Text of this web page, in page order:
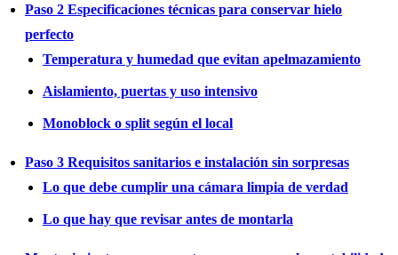
Paso 2 Especificaciones técnicas para conservar hielo
perfecto
Temperatura y humedad que evitan apelmazamiento
Aislamiento, puertas y uso intensivo
Monoblock o split según el local
Paso 3 Requisitos sanitarios e instalación sin sorpresas
Lo que debe cumplir una cámara limpia de verdad
Lo que hay que revisar antes de montarla